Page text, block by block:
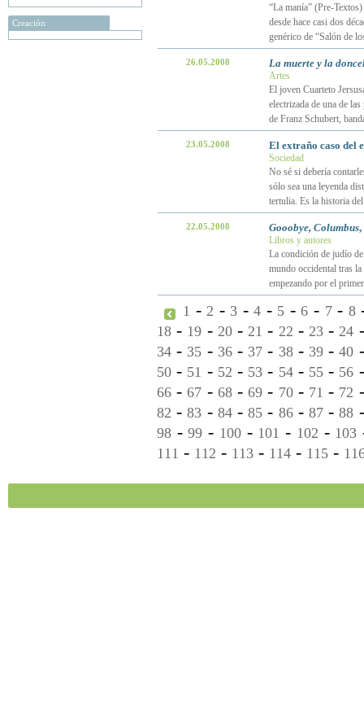
Creación
“La manía” (Pre-
desde hace casi dos
genérico de “Salón de
26.05.2008 La muerte y la
Artes
El joven Cuarteto
electrizada de una de
de Franz Schubert,
23.05.2008 El extraño caso del
Sociedad
No sé si debería
sólo sea una leyenda
tertulia. Es la historia
22.05.2008 Gooobye, Columbus,
Libros y autores
La condición de judío
mundo occidental tras
empezando por el
1 -2 - 3 -4 - 5 -6 - 7- 8
18 - 19 - 20-21 - 22 - 23-24
34 - 35 - 36- 37 - 38- 39-40
50 - 51 - 52 - 53 - 54- 55- 56
66 -67 - 68-69 - 70- 71 - 72
82 -83 - 84-85 - 86- 87-88
98 -99 - 100- 101 - 102 - 103
111 - 112 - 113 - 114 - 115 -